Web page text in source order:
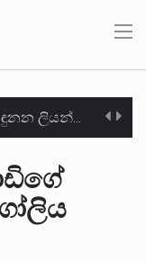
මේ, දන්නා හඳුනන ලියන්නකුගේ නන්නාඳුනන අඩවියක සැරිසරා ලද ආස්වාදනීය මොහොතක සිංහාවලෝකනයකි .කෙටි කවියක දිගු බර…